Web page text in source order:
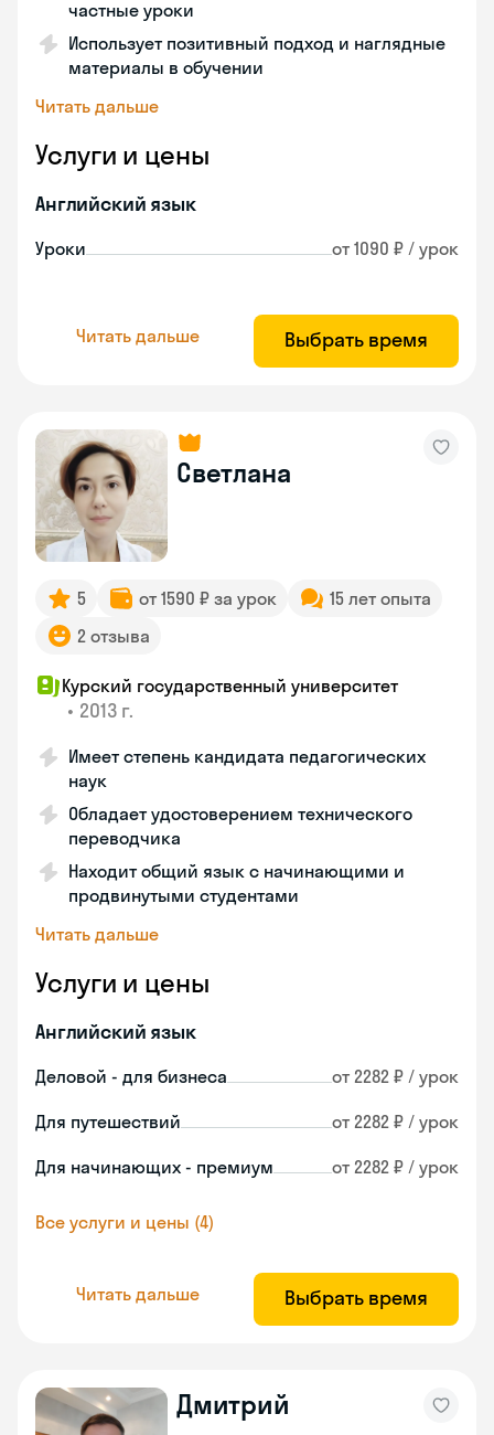
частные уроки
Использует позитивный подход и наглядные
материалы в обучении
Читать дальше
Услуги и цены
Английский язык
Уроки от 1090 ₽ / урок
Читать дальше Выбрать время
Светлана
5 от 1590 ₽ за урок
15 лет опыта
2 отзыва
Курский государственный университет
• 2013 г.
Имеет степень кандидата педагогических
наук
Обладает удостоверением технического
переводчика
Находит общий язык с начинающими и
продвинутыми студентами
Читать дальше
Услуги и цены
Английский язык
Деловой - для бизнеса от 2282 ₽ / урок
Для путешествий от 2282 ₽ / урок
Для начинающих - премиум от 2282 ₽ / урок
Все услуги и цены (4)
Читать дальше Выбрать время
Дмитрий